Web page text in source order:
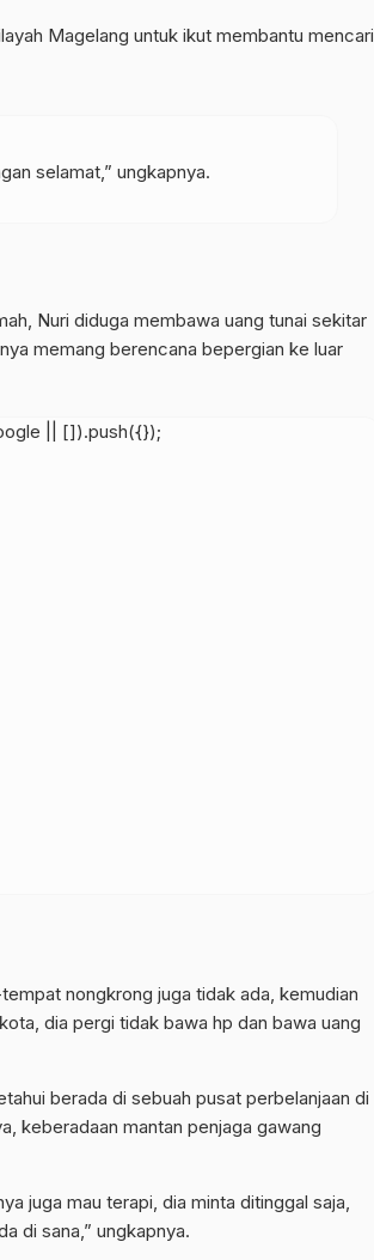
Magelang untuk ikut membantu mencari
selamat,” ungkapnya.
Nuri diduga membawa uang tunai sekitar
memang berencana bepergian ke luar
|| []).push({});
nongkrong juga tidak ada, kemudian
dia pergi tidak bawa hp dan bawa uang
berada di sebuah pusat perbelanjaan di
keberadaan mantan penjaga gawang
juga mau terapi, dia minta ditinggal saja,
di sana,” ungkapnya.